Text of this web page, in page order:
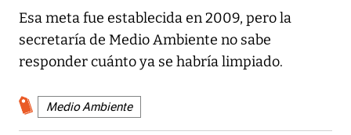
Esa meta fue establecida en 2009, pero la
secretaría de Medio Ambiente no sabe
responder cuánto ya se habría limpiado.
Medio Ambiente